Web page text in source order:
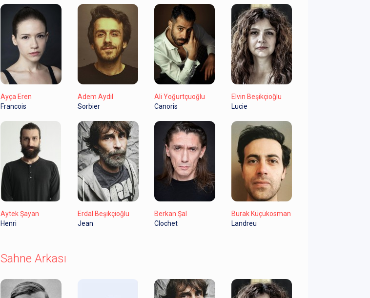
Ayça Eren
Francois
Adem Aydil
Sorbier
Ali Yoğurtçuoğlu
Canoris
Elvin Beşikçioğlu
Lucie
Aytek Şayan
Henri
Erdal Beşikçioğlu
Jean
Berkan Şal
Clochet
Burak Küçükosman
Landreu
Sahne Arkası